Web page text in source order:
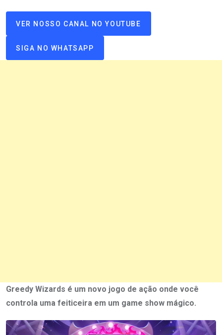
VER NOSSO CANAL NO YOUTUBE
SIGA NO WHATSAPP
Greedy Wizards é um novo jogo de ação onde você
controla uma feiticeira em um game show mágico.